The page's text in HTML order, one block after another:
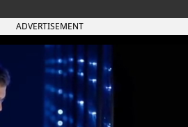
ADVERTISEMENT